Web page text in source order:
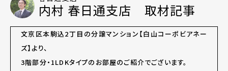
内村 春日通支店 取材記事
文京区本駒込2丁目の分譲マンション【白山コーポビアネー
ズ】より、
3階部分・1LDKタイプのお部屋のご紹介でございます。